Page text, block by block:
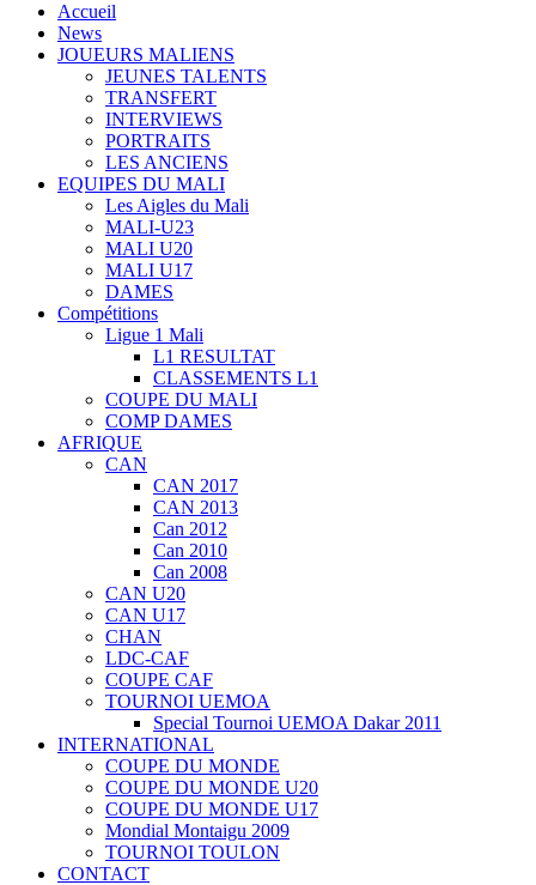
Accueil
News
JOUEURS MALIENS
JEUNES TALENTS
TRANSFERT
INTERVIEWS
PORTRAITS
LES ANCIENS
EQUIPES DU MALI
Les Aigles du Mali
MALI-U23
MALI U20
MALI U17
DAMES
Compétitions
Ligue 1 Mali
L1 RESULTAT
CLASSEMENTS L1
COUPE DU MALI
COMP DAMES
AFRIQUE
CAN
CAN 2017
CAN 2013
Can 2012
Can 2010
Can 2008
CAN U20
CAN U17
CHAN
LDC-CAF
COUPE CAF
TOURNOI UEMOA
Special Tournoi UEMOA Dakar 2011
INTERNATIONAL
COUPE DU MONDE
COUPE DU MONDE U20
COUPE DU MONDE U17
Mondial Montaigu 2009
TOURNOI TOULON
CONTACT